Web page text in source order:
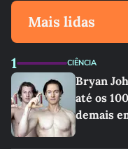
Mais lidas
1 CIÊNCIA
Bryan
até os
demais